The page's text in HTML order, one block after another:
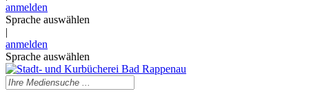
anmelden
Sprache auswählen
|
anmelden
Sprache auswählen